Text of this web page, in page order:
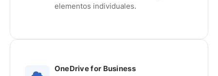
elementos individuales.
OneDrive for Business